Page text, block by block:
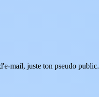
mail, juste ton pseudo public.